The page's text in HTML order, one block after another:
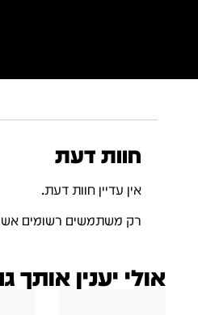
חוות דעת
אין עדיין חוות דעת.
רק משתמשים רשומים אשר
אולי יענין אותך